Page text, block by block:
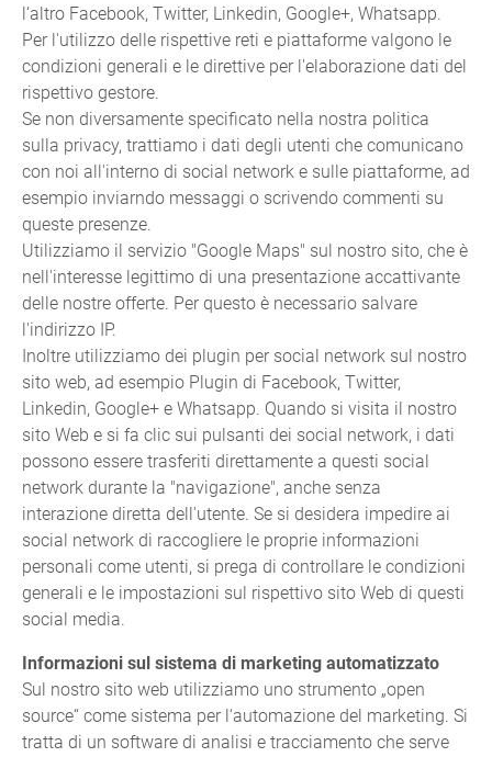
l‘altro Facebook, Twitter, Linkedin, Google+, Whatsapp.
Per l'utilizzo delle rispettive reti e piattaforme valgono le
condizioni generali e le direttive per l'elaborazione dati del
rispettivo gestore.
Se non diversamente specificato nella nostra politica
sulla privacy, trattiamo i dati degli utenti che comunicano
con noi all'interno di social network e sulle piattaforme, ad
esempio inviarndo messaggi o scrivendo commenti su
queste presenze.
Utilizziamo il servizio "Google Maps" sul nostro sito, che è
nell'interesse legittimo di una presentazione accattivante
delle nostre offerte. Per questo è necessario salvare
l'indirizzo IP.
Inoltre utilizziamo dei plugin per social network sul nostro
sito web, ad esempio Plugin di Facebook, Twitter,
Linkedin, Google+ e Whatsapp. Quando si visita il nostro
sito Web e si fa clic sui pulsanti dei social network, i dati
possono essere trasferiti direttamente a questi social
network durante la "navigazione", anche senza
interazione diretta dell'utente. Se si desidera impedire ai
social network di raccogliere le proprie informazioni
personali come utenti, si prega di controllare le condizioni
generali e le impostazioni sul rispettivo sito Web di questi
social media.
Informazioni sul sistema di marketing automatizzato
Sul nostro sito web utilizziamo uno strumento „open
source“ come sistema per l‘automazione del marketing. Si
tratta di un software di analisi e tracciamento che serve